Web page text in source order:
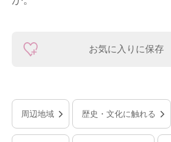
お気に入りに保存
周辺地域 歴史・文化に触れる